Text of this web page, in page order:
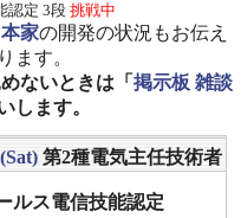
認定 3段 挑戦中
本家の開発の状況もお伝え
ます。
ないときは「 掲示板 雑談
します。
第2種電気主任技術者
ルス電信技能認定